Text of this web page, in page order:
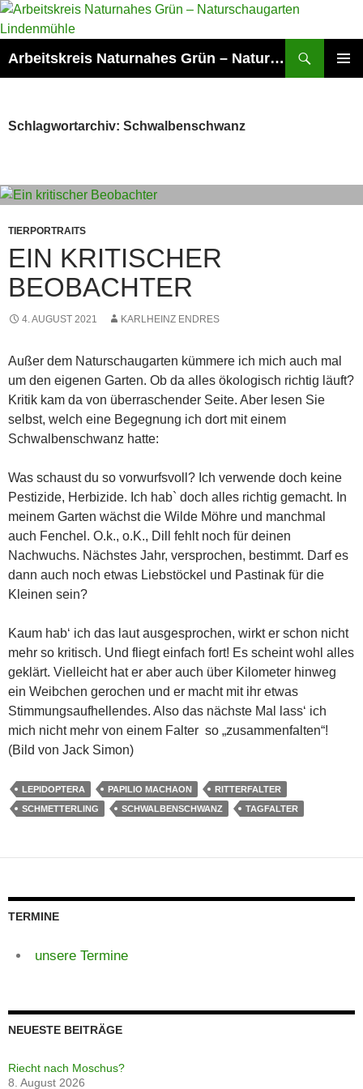
Zum
Inhalt
Arbeitskreis Naturnahes Grün – Naturschaugarten Lindenmühle
Schlagwortarchiv: Schwalbenschwanz
TIERPORTRAITS
EIN KRITISCHER
BEOBACHTER
4. AUGUST 2021 KARLHEINZ ENDRES
Außer dem Naturschaugarten kümmere ich mich auch mal
um den eigenen Garten. Ob da alles ökologisch richtig läuft?
Kritik kam da von überraschender Seite. Aber lesen Sie
selbst, welch eine Begegnung ich dort mit einem
Schwalbenschwanz hatte:
Was schaust du so vorwurfsvoll? Ich verwende doch keine
Pestizide, Herbizide. Ich hab` doch alles richtig gemacht. In
meinem Garten wächst die Wilde Möhre und manchmal
auch Fenchel. O.k., o.K., Dill fehlt noch für deinen
Nachwuchs. Nächstes Jahr, versprochen, bestimmt. Darf es
dann auch noch etwas Liebstöckel und Pastinak für die
Kleinen sein?
Kaum hab‘ ich das laut ausgesprochen, wirkt er schon nicht
mehr so kritisch. Und fliegt einfach fort! Es scheint wohl alles
geklärt. Vielleicht hat er aber auch über Kilometer hinweg
ein Weibchen gerochen und er macht mit ihr etwas
Stimmungsaufhellendes. Also das nächste Mal lass‘ ich
mich nicht mehr von einem Falter so „zusammenfalten“!
(Bild von Jack Simon)
LEPIDOPTERA PAPILIO MACHAON
RITTERFALTER
SCHMETTERLING
SCHWALBENSCHWANZ TAGFALTER
TERMINE
unsere Termine
NEUESTE BEITRÄGE
Riecht nach Moschus?
8. August 2026